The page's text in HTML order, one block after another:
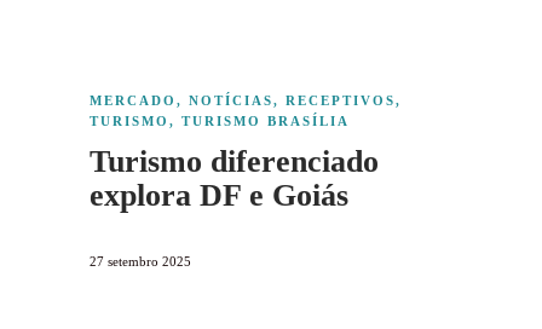
MERCADO , NOTÍCIAS, RECEPTIVOS,
TURISMO , TURISMO BRASÍLIA
Turismo diferenciado
explora DF e Goiás
27 setembro 2025